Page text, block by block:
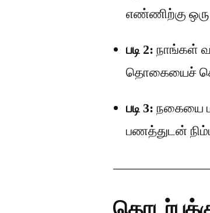
எண்ணிற்கு
படி 2: நாங்கள்
தொகையைச்
படி 3: நகையை
பணத்துடன்